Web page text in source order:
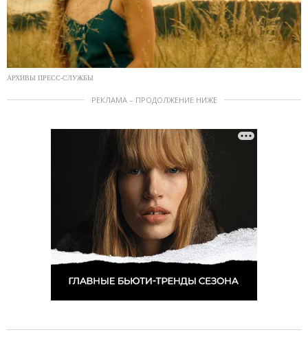
АРХИВЫ ПРЕСС-СЛУЖБЫ
РЕКЛАМА – ПРОДОЛЖЕНИЕ НИЖЕ